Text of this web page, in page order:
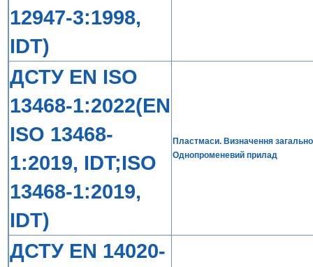
12947-3:1998,
IDT)
ДСТУ EN ISO
13468-1:2022(EN
ISO 13468-
1:2019, IDT;ISO
13468-1:2019,
IDT)
Пластмаси. Визначення
Однопроменевий прилад
ДСТУ EN 14020-